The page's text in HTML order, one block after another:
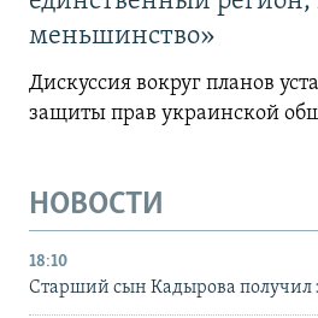
меньшинство»
Дискуссия вокруг планов
защиты прав украинской
НОВОСТИ
18:10
Старший сын Кадырова получил